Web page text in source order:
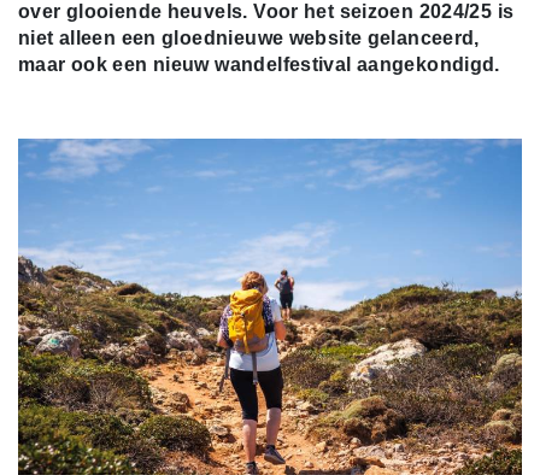
over glooiende heuvels. Voor het seizoen 2024/25 is
niet alleen een gloednieuwe website gelanceerd,
maar ook een nieuw wandelfestival aangekondigd.